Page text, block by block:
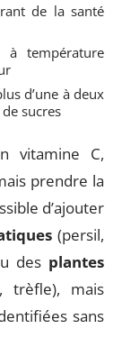
de la santé
à température
d’une à deux
sucres
vitamine C,
prendre la
d’ajouter
(persil,
des plantes
trèfle), mais
sans